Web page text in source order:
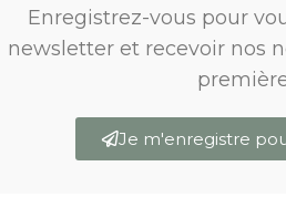
Enregistrez-vous pour
newsletter et recevoir nos
Je m'enregistre